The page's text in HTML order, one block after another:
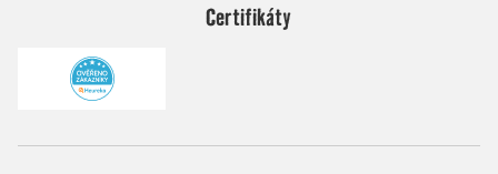
Certifikáty